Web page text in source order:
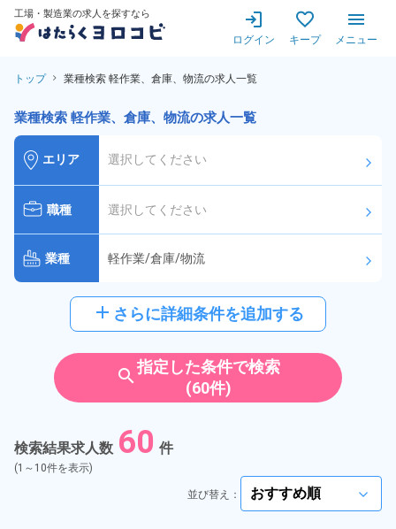
工場・製造業の求人を探すなら
ログイン キープ メニュー
トップ 業種検索 軽作業、倉庫、物流の求人一覧
業種検索 軽作業、倉庫、物流の求人一覧
エリア 選択してください arrow_forward_ios
職種 選択してください arrow_forward_ios
業種 軽作業/倉庫/物流 arrow_forward_ios
選択してください
雇用形態 派遣社員
紹介予定派遣
契約社員
add さらに詳細条件を追加する
search指定した条件で検索
(60件)
検索結果求人数 60 件
(1～10件を表示)
並び替え： arrow_forward_ios